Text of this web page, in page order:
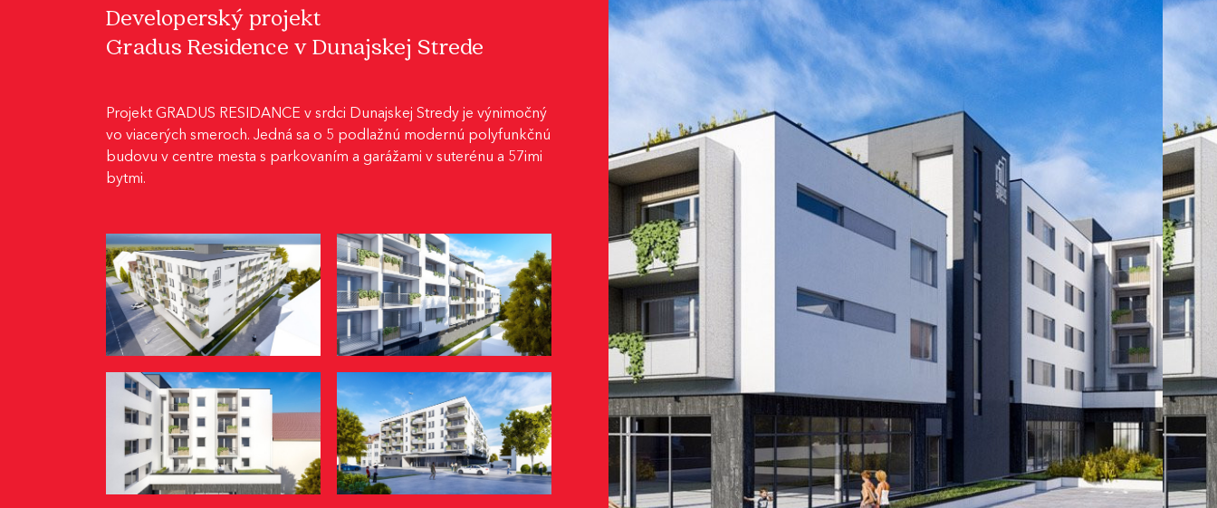
Developerský projekt
Gradus Residence v Dunajskej Strede
Projekt GRADUS RESIDANCE v srdci Dunajskej Stredy je výnimočný
vo viacerých smeroch. Jedná sa o 5 podlažnú modernú polyfunkčnú
budovu v centre mesta s parkovaním a garážami v suterénu a 57imi
bytmi.